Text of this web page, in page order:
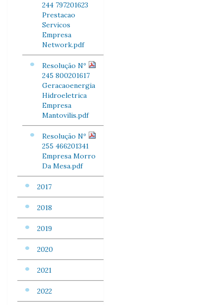
244 797201623
Prestacao
Servicos
Empresa
Network.pdf
Resolução Nº
245 800201617
Geracaoenergia
Hidroeletrica
Empresa
Mantovilis.pdf
Resolução Nº
255 466201341
Empresa Morro
Da Mesa.pdf
2017
2018
2019
2020
2021
2022